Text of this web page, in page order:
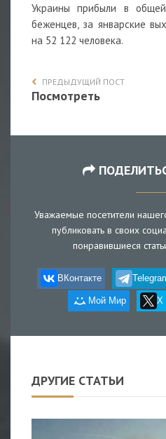
Украины прибыли
в
беженцев, за январские
на 52 122 человека.
ПРЕДЫДУЩИЙ ПОСТ
Посмотреть
Уважаемые посетители
публиковать в своих
понравившиеся
ВКонтакте
Мой Мир X
ДРУГИЕ СТАТЬИ